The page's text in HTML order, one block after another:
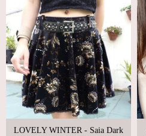
LOVELY WINTER - Saia Dark